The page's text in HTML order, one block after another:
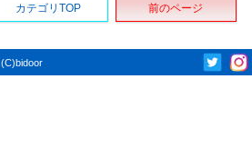
カテゴリTOP 前のページ
(C)bidoor